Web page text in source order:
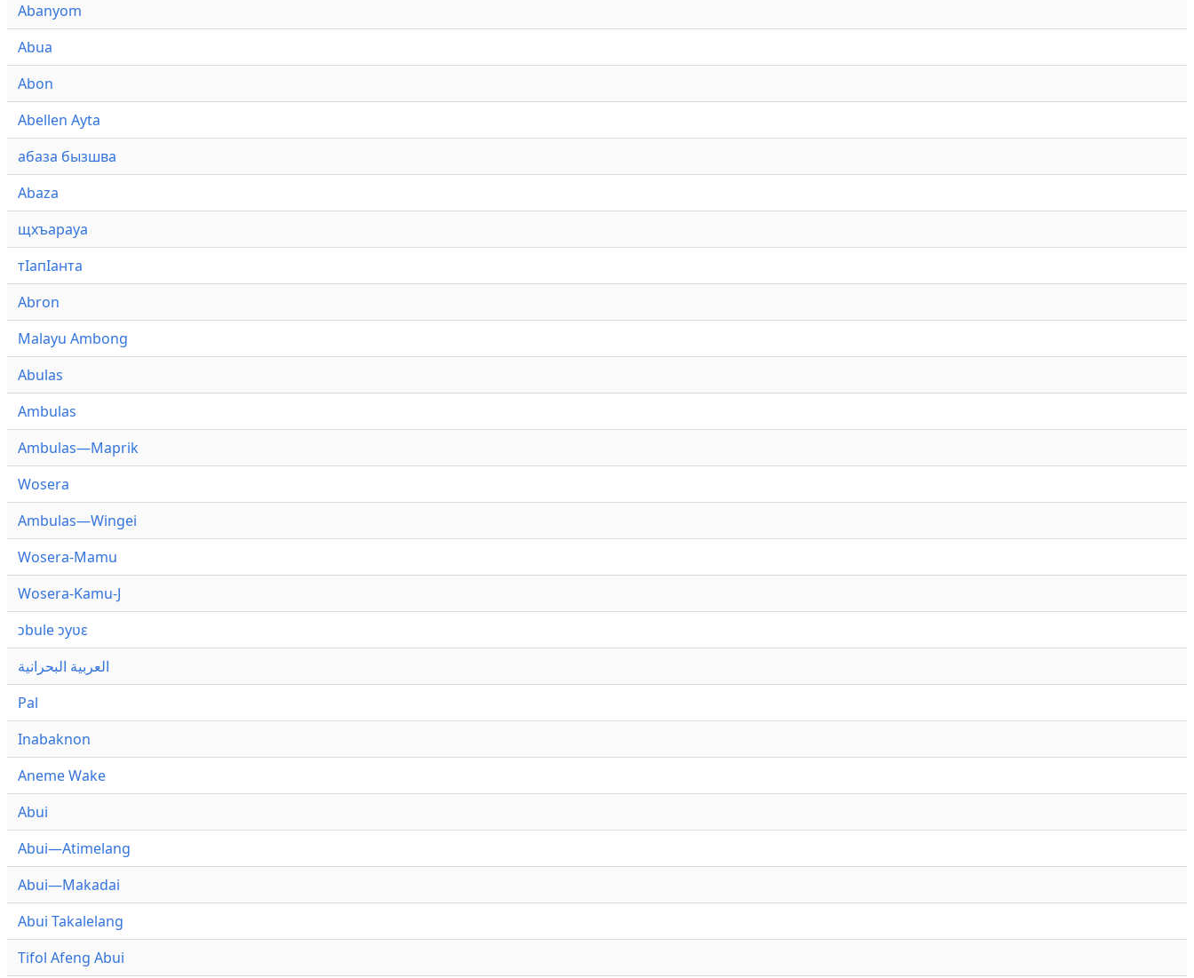
Abanyom
Abua
Abon
Abellen Ayta
абаза бызшва
Abaza
щхъарауа
тӏапӏанта
Abron
Malayu Ambong
Abulas
Ambulas
Ambulas—Maprik
Wosera
Ambulas—Wingei
Wosera-Mamu
Wosera-Kamu-J
ɔbule ɔyʋɛ
العربية البحرانية
Pal
Inabaknon
Aneme Wake
Abui
Abui—Atimelang
Abui—Makadai
Abui Takalelang
Tifol Afeng Abui